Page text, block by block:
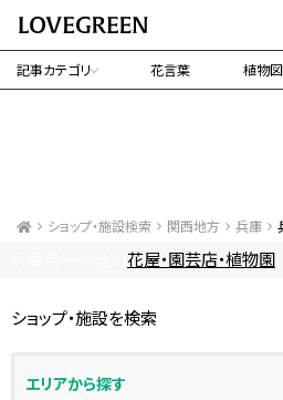
記事カテゴリ 花言葉 植物
ショップ・施設検索 関西地方 兵庫
花屋・園芸店・植物園
ショップ・施設を検索
エリアから探す